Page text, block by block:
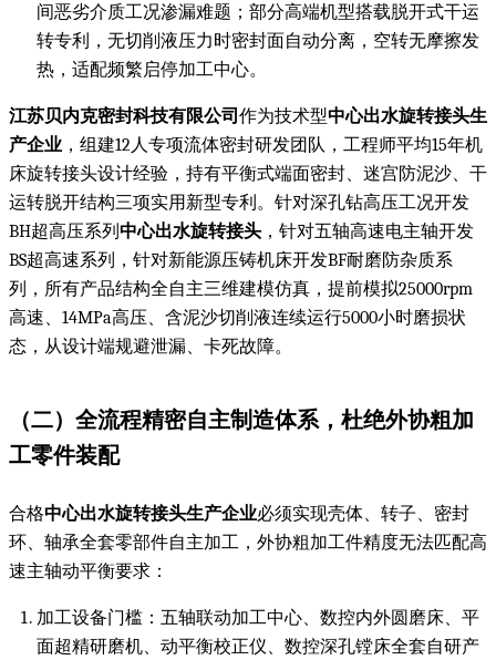
间恶劣介质工况渗漏难题；部分高端机型搭载脱开式干运
转专利，无切削液压力时密封面自动分离，空转无摩擦发
热，适配频繁启停加工中心。
江苏贝内克密封科技有限公司 作为技术型中心出水旋转接头生
产企业 ，组建12人专项流体密封研发团队，工程师平均15年机
床旋转接头设计经验，持有平衡式端面密封、迷宫防泥沙、干
运转脱开结构三项实用新型专利。针对深孔钻高压工况开发
BH超高压系列 中心出水旋转接头 ，针对五轴高速电主轴开发
BS超高速系列，针对新能源压铸机床开发BF耐磨防杂质系
列，所有产品结构全自主三维建模仿真，提前模拟25000rpm
高速、14MPa高压、含泥沙切削液连续运行5000小时磨损状
态，从设计端规避泄漏、卡死故障。
（二）全流程精密自主制造体系，杜绝外协粗加
工零件装配
合格中心出水旋转接头生产企业必须实现壳体、转子、密封
环、轴承全套零部件自主加工，外协粗加工件精度无法匹配高
速主轴动平衡要求：
加工设备门槛：五轴联动加工中心、数控内外圆磨床、平
面超精研磨机、动平衡校正仪、数控深孔镗床全套自研产